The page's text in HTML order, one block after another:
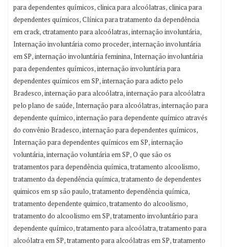
para dependentes químicos,clinica para alcoólatras,clinica para
dependentes químicos,Clínica para tratamento da dependência
em crack,ctratamento para alcoólatras,internação involuntária,
Internação involuntária como proceder,internação involuntária
em SP,internação involuntária feminina, Internação involuntária
para dependentes químicos,internação involuntária para
dependentes químicos em SP,internação para adicto pelo
Bradesco,internação para alcoólatra,internação para alcoólatra
pelo plano de saúde, Internação para alcoólatras,internação para
dependente químico,internação para dependente químico através
do convênio Bradesco,internação para dependentes químicos,
Internação para dependentes químicos em SP,internação
voluntária,internação voluntária em SP,O que são os
tratamentos para dependência química,tratamento alcoolismo,
tratamento da dependência química,tratamento de dependentes
quimicos em sp são paulo,tratamento dependência química,
tratamento dependente quimico,tratamento do alcoolismo,
tratamento do alcoolismo em SP,tratamento involuntário para
dependente químico,tratamento para alcoólatra,tratamento para
alcoólatra em SP,tratamento para alcoólatras em SP,tratamento